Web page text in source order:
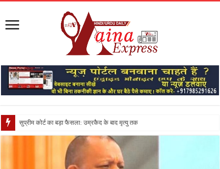
सुप्रीम कोर्ट का बड़ा फैसला: उम्रकैद के बाद मृत्यु तक जेल में रखने की सजा